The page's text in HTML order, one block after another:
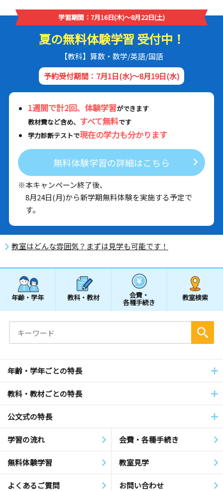
学習期間：7月16日(木)～8月22日(土)
夏の無料体験学習 受付中！
【教科】算数・数学/英語/国語
予約受付期間：7月1日(水)～8月19日(水)
1週間で計2回、体験学習ができます
教材費など含め、 すべて無料です
学力診断テストで現在の学力も分かります
無料体験学習の詳細はこちら
※本キャンペーン終了後、
8月24日(月)から新学期無料体験を実施する予定で
す。
教室はどんな雰囲気？まずは見学も可能です！
年齢・学年 教科・教材 会費・
各種手続き
教室検索
年齢・学年ごとの特長
教科・教材ごとの特長
公文式の特長
学習の流れ 会費・各種手続き
無料体験学習 教室見学
よくあるご質問 お問い合わせ